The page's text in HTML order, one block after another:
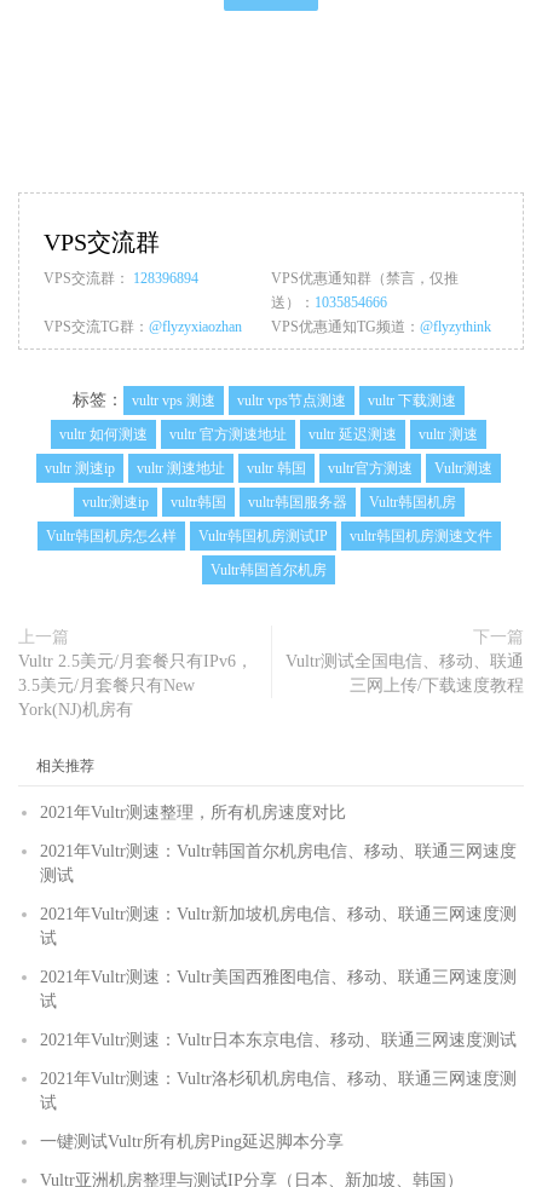
VPS交流群
VPS交流群： 128396894
VPS优惠通知群（禁言，仅推
送）： 1035854666
VPS交流TG群： @flyzyxiaozhan VPS优惠通知TG频道： @flyzythink
标签： vultr vps 测速 vultr vps节点测速
vultr 下载测速
vultr 如何测速
vultr 官方测速地址 vultr 延迟测速
vultr 测速
vultr 测速ip
vultr 测速地址 vultr 韩国 vultr官方测速
Vultr测速
vultr测速ip
vultr韩国 vultr韩国服务器
Vultr韩国机房
Vultr韩国机房怎么样
Vultr韩国机房测试IP
vultr韩国机房测速文件
Vultr韩国首尔机房
上一篇
Vultr 2.5美元/月套餐只有IPv6，
3.5美元/月套餐只有New
York(NJ)机房有
下一篇
Vultr测试全国电信、移动、联通
三网上传/下载速度教程
相关推荐
2021年Vultr测速整理，所有机房速度对比
2021年Vultr测速：Vultr韩国首尔机房电信、移动、联通三网速度
测试
2021年Vultr测速：Vultr新加坡机房电信、移动、联通三网速度测
试
2021年Vultr测速：Vultr美国西雅图电信、移动、联通三网速度测
试
2021年Vultr测速：Vultr日本东京电信、移动、联通三网速度测试
2021年Vultr测速：Vultr洛杉矶机房电信、移动、联通三网速度测
试
一键测试Vultr所有机房Ping延迟脚本分享
Vultr亚洲机房整理与测试IP分享（日本、新加坡、韩国）